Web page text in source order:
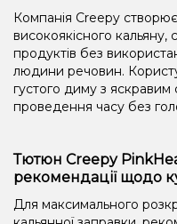
Компанія Creepy
високоякісного
продуктів без
людини речовин.
густого диму з яскравим
проведення часу без
Тютюн Creepy
рекомендації щодо
Для максимального